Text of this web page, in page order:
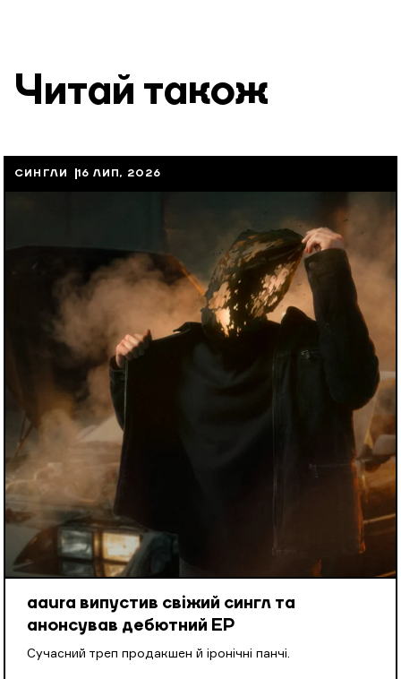
Читай також
СИНГЛИ 16 ЛИП, 2026
aaura випустив свіжий сингл та
анонсував дебютний EP
Cучасний треп продакшен й іронічні панчі.